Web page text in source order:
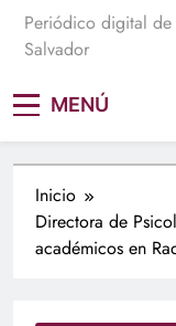
La
Periódico digital de
Salvador
MENÚ
Inicio
Directora de
académicos en